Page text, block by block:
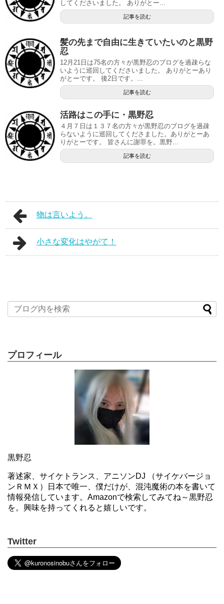
してくださいました。 ありがとー...
記事を読む
髪の先まで自由に生きていたいのと黒野
忍
12月21日は75名の方々が黒野忍のブログを過疎らな
いように巡回してくださいました。 ありがとーあり
がとーです。 後2日です。...
記事を読む
活路はこの手に・黒野忍
４月７日は１３７名の方々が黒野忍のブログを過疎
らないように巡回してくださました。ありがとーあ
りがとーです。 皆さんに謝罪を。黒野...
記事を読む
物は言いよう。
小さな変化はやがて！
プロフィール
黒野忍
著述家、サイケトランス、アニソンDJ （サイケバージョ
ンＲＭＸ）日本で唯一、僕だけが、混沌魔術の本を書いて
情報発信しています。Amazonで検索してみてね～黒野忍
を。興味を持ってくれると嬉しいです。
Twitter